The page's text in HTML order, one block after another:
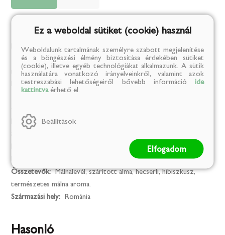
Tulajdonságok:
Karton:
30
Tárolási információk:
szobahőmérsékleten, fénytől és
nedvességtől védve, az eredeti csomagolásában tárolandó.
Felhasználási információk: A teafiltert áztassuk forró vízbe 10-
Márka: GÓBÉ
Összetevők: Málnalevél, szárított alma, hecserli, hibiszkusz,
természetes málna aroma.
Származási hely:
Románia
Hasonló
Ez a weboldal sütiket (cookie) használ
Weboldalunk tartalmának személyre szabott megjelenítése
és a böngészési élmény biztosítása érdekében sütiket
(cookie), illetve egyéb technológiákat alkalmazunk. A sütik
használatára vonatkozó irányelveinkről, valamint azok
testreszabási lehetőségeiről bővebb információ ide
kattintvaérhető el.
Beállítások
Elfogadom